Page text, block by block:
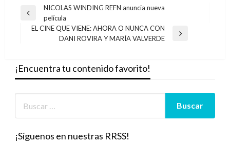
Navegación
de
entradas
Entrada
anterior
NICOLAS WINDING REFN anuncia nueva
película
EL CINE QUE VIENE: AHORA O NUNCA CON
DANI ROVIRA Y MARÍA VALVERDE
¡Encuentra tu contenido favorito!
¡Síguenos en nuestras RRSS!